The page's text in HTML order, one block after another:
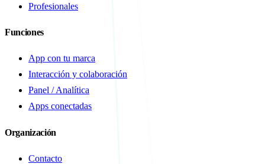
Profesionales
Funciones
App con tu marca
Interacción y colaboración
Panel / Analítica
Apps conectadas
Organización
Contacto